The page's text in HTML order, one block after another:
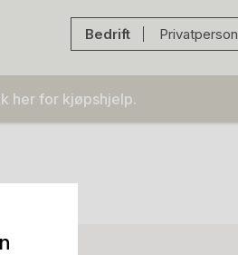
Bedrift Privatperson
her for kjøpshjelp.